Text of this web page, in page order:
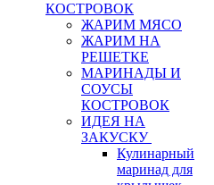
КОСТРОВОК
ЖАРИМ МЯСО
ЖАРИМ НА
РЕШЕТКЕ
МАРИНАДЫ И
СОУСЫ
КОСТРОВОК
ИДЕЯ НА
ЗАКУСКУ
Кулинарный
маринад для